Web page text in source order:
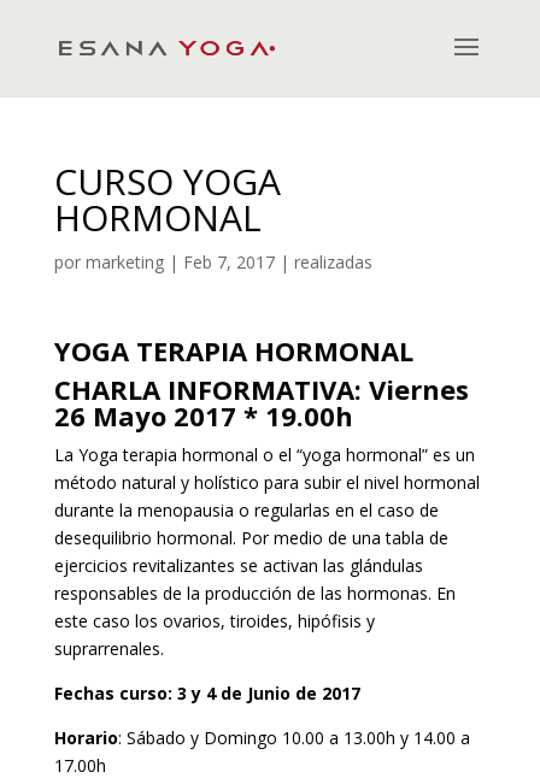
CURSO YOGA
HORMONAL
por marketing| Feb 7, 2017| realizadas
YOGA TERAPIA HORMONAL
CHARLA INFORMATIVA: Viernes
26 Mayo 2017 * 19.00h
La Yoga terapia hormonal o el “yoga hormonal” es un
método natural y holístico para subir el nivel hormonal
durante la menopausia o regularlas en el caso de
desequilibrio hormonal. Por medio de una tabla de
ejercicios revitalizantes se activan las glándulas
responsables de la producción de las hormonas. En
este caso los ovarios, tiroides, hipófisis y
suprarrenales.
Fechas curso: 3 y 4 de Junio de 2017
Horario: Sábado y Domingo 10.00 a 13.00h y 14.00 a
17.00h